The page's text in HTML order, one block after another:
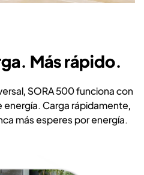
Más rápido.
SORA 500 funciona con
energía. Carga rápidamente,
más esperes por energía.